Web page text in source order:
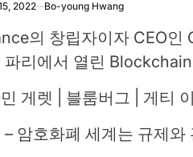
2022 Bo-young Hwang
의 창립자이자 CEO
파리에서 열린
게렛 | 블룸버그 | 게티
– 암호화폐 세계는 규제